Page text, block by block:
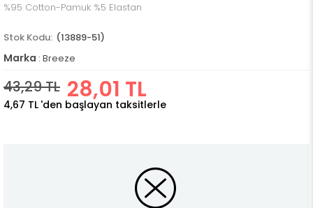
%95 Cotton-Pamuk %5 Elastan
(13889-51)
Marka : Breeze
43,29 TL 28,01 TL
4,67 TL 'den başlayan taksitlerle